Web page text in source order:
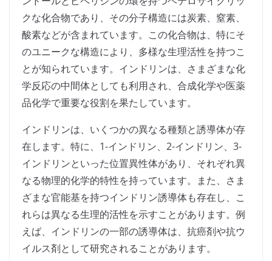
クな化合物であり、その分子構造には炭素、窒素、
酸素などが含まれています。この化合物は、特にそ
のユニークな構造により、多様な生理活性を持つこ
とが知られています。インドリンは、さまざまな化
学反応の中間体としても利用され、合成化学や医薬
品化学で重要な役割を果たしています。
インドリンは、いくつかの異なる種類と誘導体が存
在します。特に、1-インドリン、2-インドリン、3-
インドリンといった位置異性体があり、それぞれ異
なる物理的化学的特性を持っています。また、さま
ざまな官能基を持つインドリン誘導体も存在し、こ
れらは異なる生理的活性を示すことがあります。例
えば、インドリンの一部の誘導体は、抗癌剤や抗ウ
イルス剤として研究されることがあります。